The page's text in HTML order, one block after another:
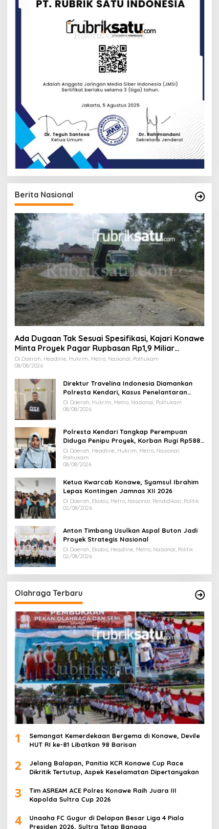
Berita Nasional
Ada Dugaan Tak Sesuai Spesifikasi, Kajari Konawe
Minta Proyek Pagar Rupbasan Rp1,9 Miliar
Dihentikan
Di Daerah, Headline, Hukrim, Metro, Nasional, Polhukam
08/08/2026
Direktur Travelina Indonesia Diamankan
Polresta Kendari, Kasus Penelantaran
Jemaah Umrah Masuk Babak Baru
Di Daerah, Hukrim, Metro, Nasional, Polhukam
08/08/2026
Polresta Kendari Tangkap Perempuan
Diduga Penipu Proyek, Korban Rugi Rp588,1
Juta
Di Daerah, Headline, Hukrim, Metro, Nasional,
Polhukam
08/08/2026
Ketua Kwarcab Konawe, Syamsul Ibrahim
Lepas Kontingen Jamnas XII 2026
Di Daerah, Ekobis, Metro, Nasional, Pendidikan, Politik
02/08/2026
Anton Timbang Usulkan Aspal Buton Jadi
Proyek Strategis Nasional
Di Daerah, Ekobis, Headline, Metro, Nasional, Politik
02/08/2026
Olahraga Terbaru
1
Semangat Kemerdekaan Bergema di Konawe, Devile
HUT RI ke-81 Libatkan 98 Barisan
2
Jelang Balapan, Panitia KCR Konawe Cup Race
Dikritik Tertutup, Aspek Keselamatan Dipertanyakan
3
Tim ASREAM ACE Polres Konawe Raih Juara III
Kapolda Sultra Cup 2026
4
Unaaha FC Gugur di Delapan Besar Liga 4 Piala
Presiden 2026, Sultra Tetap Bangga